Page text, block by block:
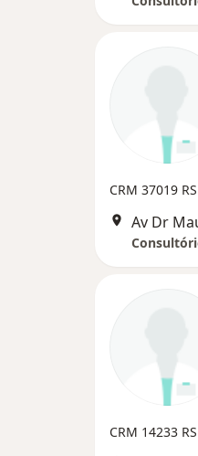
CRM 37019 RS
CRM 14233 RS